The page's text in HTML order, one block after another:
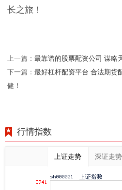
长之旅！
上一篇： 最靠谱的股票配资公司 谋略
下一篇： 最好杠杆配资平台 合法期货
健！
行情指数
上证走势 深证走势